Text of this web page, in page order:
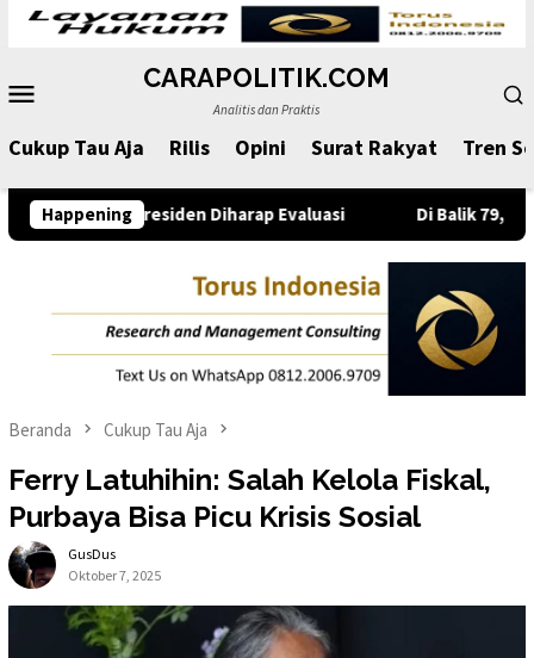
Loncat
konten
CARAPOLITIK.COM
Analitis dan Praktis
Cukup Tau Aja Rilis Opini Surat Rakyat Tren
Happening
Diharap Evaluasi Di Balik 79,9 Persen
Beranda Cukup Tau Aja
Ferry Latuhihin: Salah Kelola Fiskal,
Purbaya Bisa Picu Krisis Sosial
GusDus
Oktober 7, 2025